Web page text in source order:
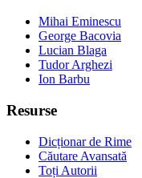
Mihai Eminescu
George Bacovia
Lucian Blaga
Tudor Arghezi
Ion Barbu
Resurse
Dicționar de Rime
Căutare Avansată
Toți Autorii